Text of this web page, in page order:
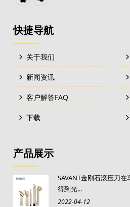
快捷导航
关于我们
新闻资讯
客户解答FAQ
下载
产品展示
SAVANT金刚石滚压刀
得到光...
2022-04-12